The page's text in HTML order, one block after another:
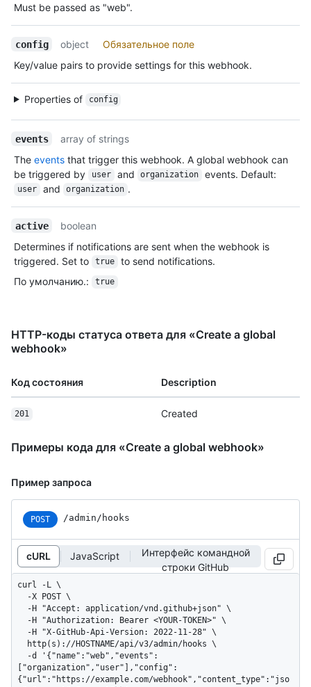
Must be passed as "web".
config object
Обязательное поле
Key/value pairs to provide settings for this webhook.
Properties of config
events
array of strings
The events that trigger this webhook. A global webhook can
be triggered by
user and organization events. Default:
user and organization .
active
boolean
Determines if notifications are sent when the webhook is
triggered. Set to
true
to send notifications.
По умолчанию.: true
HTTP-коды статуса ответа для «Create a global
webhook»
Код состояния Description
201 Created
Примеры кода для «Create a global webhook»
Пример запроса
POST /admin/hooks
cURL JavaScript
Интерфейс командной
строки GitHub
curl -L \
["organization","user"],"config":
{"url":"https://example.com/webhook","content_type":"jso